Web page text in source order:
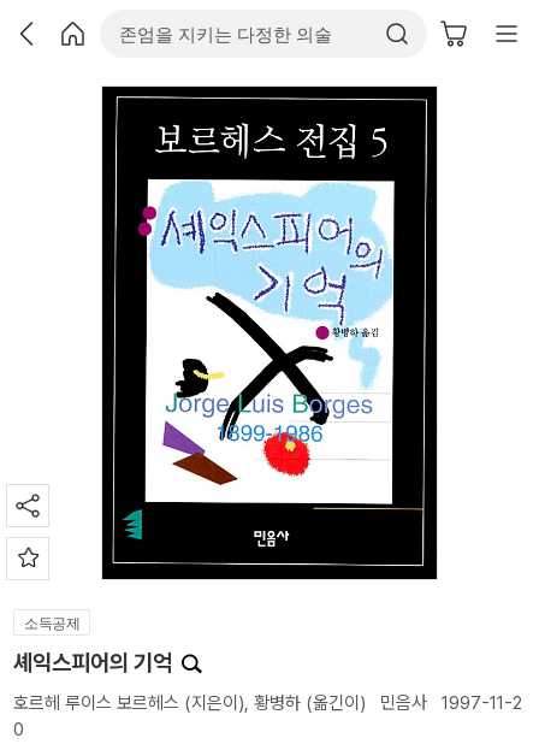
소득공제
셰익스피어의 기억
호르헤 루이스 보르헤스 (지은이), 황병하 (옮긴이) 민음사 1997-11-2
0